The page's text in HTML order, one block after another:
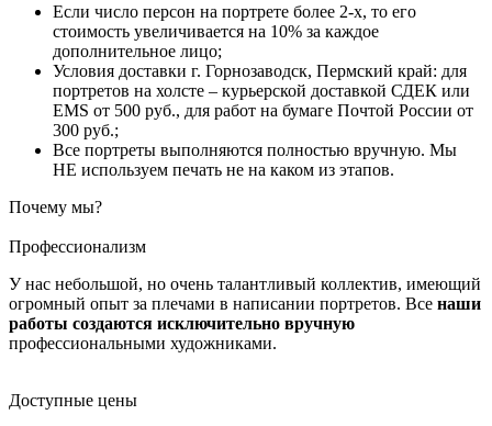
Если число персон на портрете более 2-х, то его
стоимость увеличивается на 10% за каждое
дополнительное лицо;
Условия доставки г. Горнозаводск, Пермский край: для
портретов на холсте – курьерской доставкой СДЕК или
EMS от 500 руб., для работ на бумаге Почтой России от
300 руб.;
Все портреты выполняются полностью вручную. Мы
НЕ используем печать не на каком из этапов.
Почему мы?
Профессионализм
У нас небольшой, но очень талантливый коллектив, имеющий
огромный опыт за плечами в написании портретов. Все наши
работы создаются исключительно вручную
профессиональными художниками.
Доступные цены